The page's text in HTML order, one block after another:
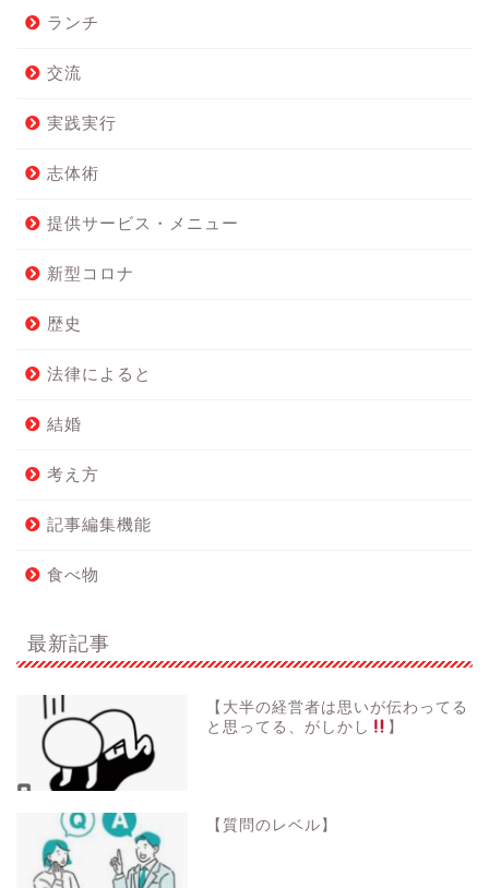
ランチ
交流
実践実行
志体術
提供サービス・メニュー
新型コロナ
歴史
法律によると
結婚
考え方
記事編集機能
食べ物
最新記事
【大半の経営者は思いが伝わってる
と思ってる、がしかし
】
【質問のレベル】